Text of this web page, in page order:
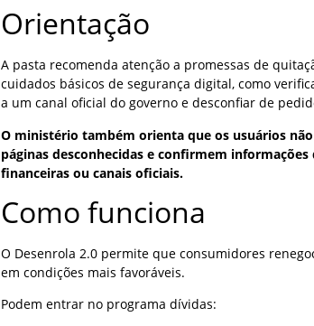
Orientação
A pasta recomenda atenção a promessas de
cuidados básicos de segurança digital, como
a um canal oficial do governo e desconfiar de
O ministério também orienta que os usuários
páginas desconhecidas e confirmem
financeiras ou canais oficiais.
Como funciona
O Desenrola 2.0 permite que consumidores
em condições mais favoráveis.
Podem entrar no programa dívidas: